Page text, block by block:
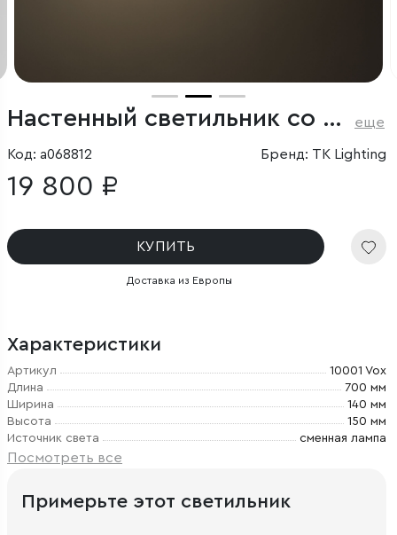
Настенный светильник со стеклянным плафоном еще
Код: a068812 Бренд: TK Lighting
19 800 ₽
КУПИТЬ
Доставка из Европы
Характеристики
Артикул
10001 Vox
Длина
700 мм
Ширина
140 мм
Высота
150 мм
Источник света
сменная лампа
Посмотреть все
Примерьте этот светильник